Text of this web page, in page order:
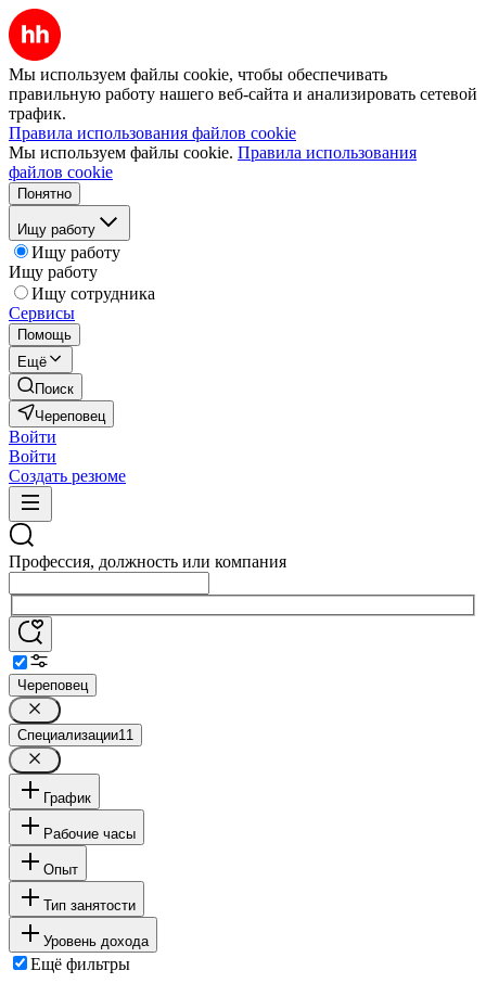
Мы используем файлы cookie, чтобы обеспечивать
правильную работу нашего веб-сайта и анализировать сетевой
трафик.
Правила использования файлов cookie
Мы используем файлы cookie. Правила использования
файлов cookie
Понятно
Ищу работу
Ищу работу
Ищу работу
Ищу сотрудника
Сервисы
Помощь
Ещё
Поиск
Череповец
Войти
Войти
Создать резюме
Профессия, должность или компания
Череповец
Специализации11
График
Рабочие часы
Опыт
Тип занятости
Уровень дохода
Ещё фильтры